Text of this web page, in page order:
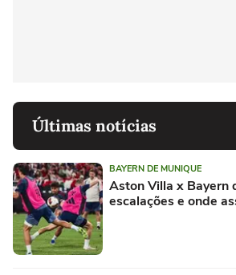
Últimas notícias
BAYERN DE MUNIQUE
Aston Villa x Bayern
escalações e onde